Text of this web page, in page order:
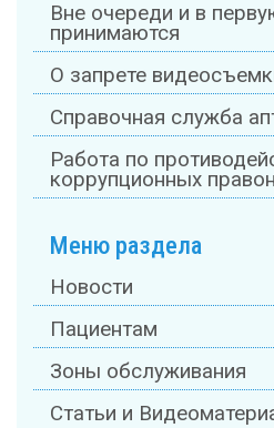
Вне очереди и в
принимаются
О запрете
Справочная служба
Работа по
коррупционных
Меню раздела
Новости
Пациентам
Зоны обслуживания
Статьи и